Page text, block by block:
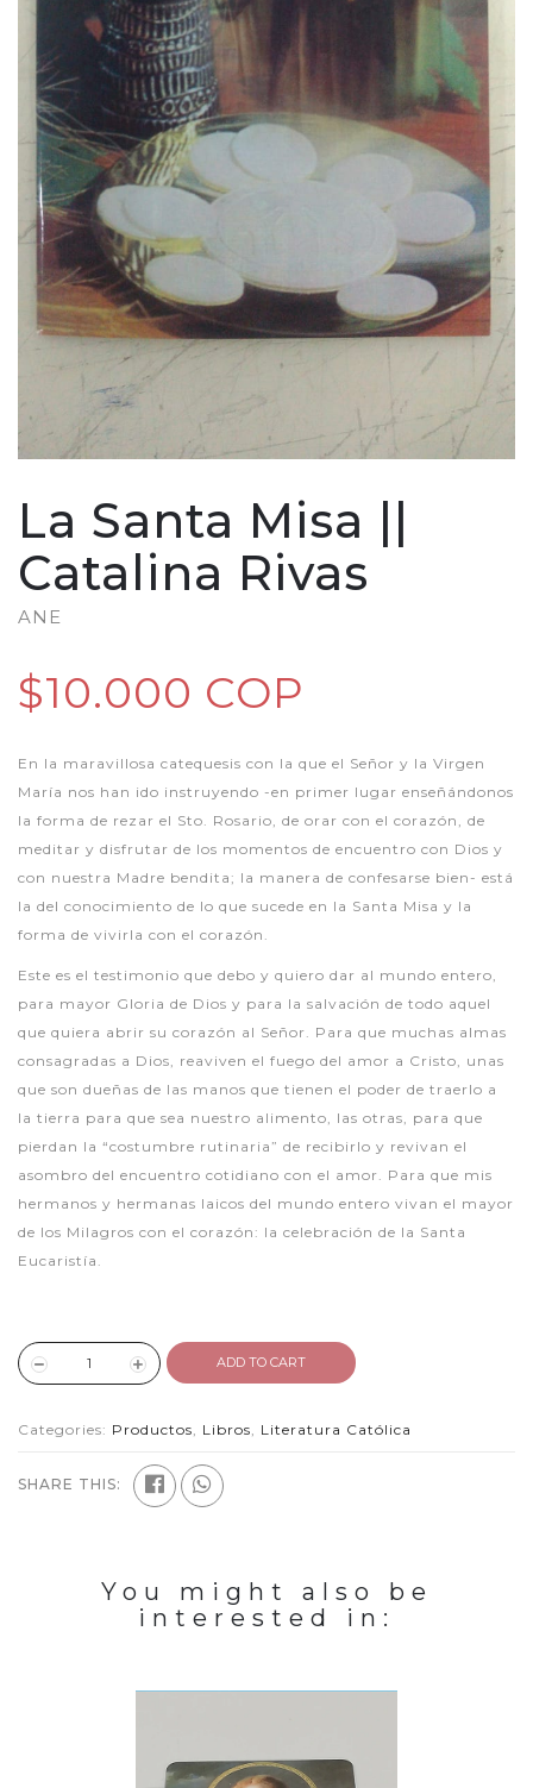
La Santa Misa ||
Catalina Rivas
ANE
$10.000 COP
En la maravillosa catequesis con la que el Señor y la Virgen
María nos han ido instruyendo -en primer lugar enseñándonos
la forma de rezar el Sto. Rosario, de orar con el corazón, de
meditar y disfrutar de los momentos de encuentro con Dios y
con nuestra Madre bendita; la manera de confesarse bien- está
la del conocimiento de lo que sucede en la Santa Misa y la
forma de vivirla con el corazón.
Este es el testimonio que debo y quiero dar al mundo entero,
para mayor Gloria de Dios y para la salvación de todo aquel
que quiera abrir su corazón al Señor. Para que muchas almas
consagradas a Dios, reaviven el fuego del amor a Cristo, unas
que son dueñas de las manos que tienen el poder de traerlo a
la tierra para que sea nuestro alimento, las otras, para que
pierdan la “costumbre rutinaria” de recibirlo y revivan el
asombro del encuentro cotidiano con el amor. Para que mis
hermanos y hermanas laicos del mundo entero vivan el mayor
de los Milagros con el corazón: la celebración de la Santa
Eucaristía.
ADD TO CART
Categories: Productos, Libros, Literatura Católica
SHARE THIS:
You might also be
interested in: